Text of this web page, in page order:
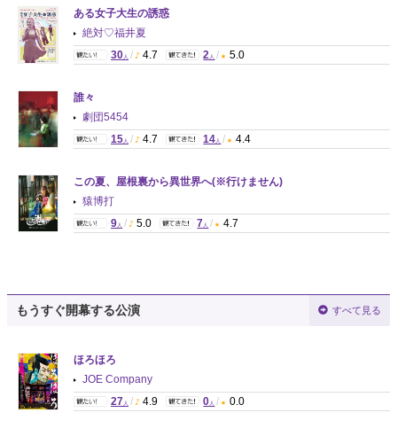
ある女子大生の誘惑
絶対♡福井夏
30 人 / 4.7 2 人 / 5.0
誰々
劇団5454
15 人 / 4.7 14 人 / 4.4
この夏、屋根裏から異世界へ(※行けません)
猿博打
9 人 / 5.0 7 人 / 4.7
もうすぐ開幕する公演 すべて見る
ほろほろ
JOE Company
27 人 / 4.9 0 人 / 0.0